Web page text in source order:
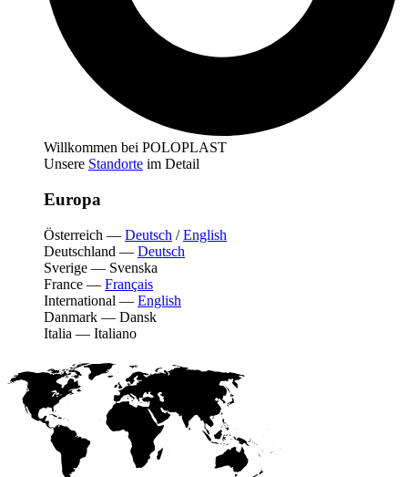
Willkommen bei POLOPLAST
Unsere Standorte im Detail
Europa
Österreich — Deutsch /English
Deutschland — Deutsch
Sverige — Svenska
France — Français
International — English
Danmark — Dansk
Italia — Italiano